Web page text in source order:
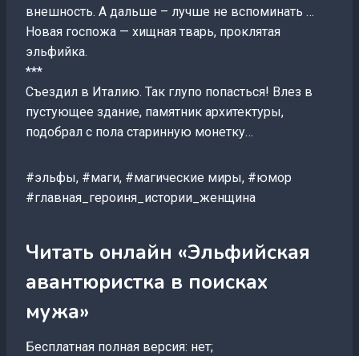
внешность. А дальше – лучше не вспоминать …
Новая госпожа — хищная тварь, проклятая
эльфийка.
***
Съездил в Италию. Так глупо попасться! Влез в
пустующее здание, памятник архитектуры,
подобрал с пола старинную монетку…
#эльфы, #маги, #магические миры, #юмор
#главная_героиня_истории_женщина
Читать онлайн «Эльфийская
авантюристка в поисках
мужа»
Бесплатная полная версия: нет;